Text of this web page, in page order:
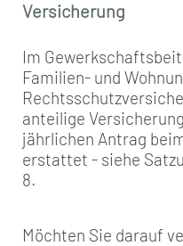
Versicherung
Im
Familien- und
anteilige
jährlichen Antrag
erstattet - siehe
8.
Möchten Sie darauf